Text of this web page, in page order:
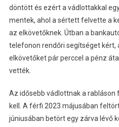
döntött és ezért a vádlottakkal
mentek, ahol a sértett felvette a
az elkövetőknek. Útban a
telefonon rendőri segítséget kért,
elkövetőket pár perccel a pénz
vették.
Az idősebb vádlottnak a
kell. A férfi 2023 májusában
júniusában betört egy zárva lévő